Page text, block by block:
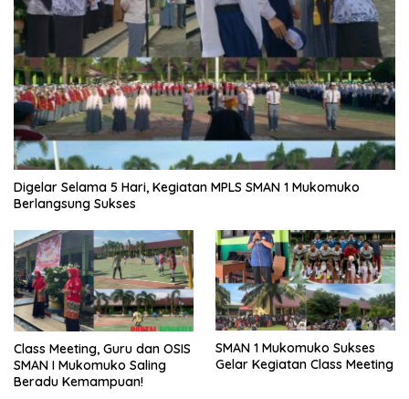
Digelar Selama 5 Hari, Kegiatan MPLS SMAN 1 Mukomuko
Berlangsung Sukses
Class Meeting, Guru dan OSIS
SMAN I Mukomuko Saling
Beradu Kemampuan!
SMAN 1 Mukomuko Sukses
Gelar Kegiatan Class Meeting